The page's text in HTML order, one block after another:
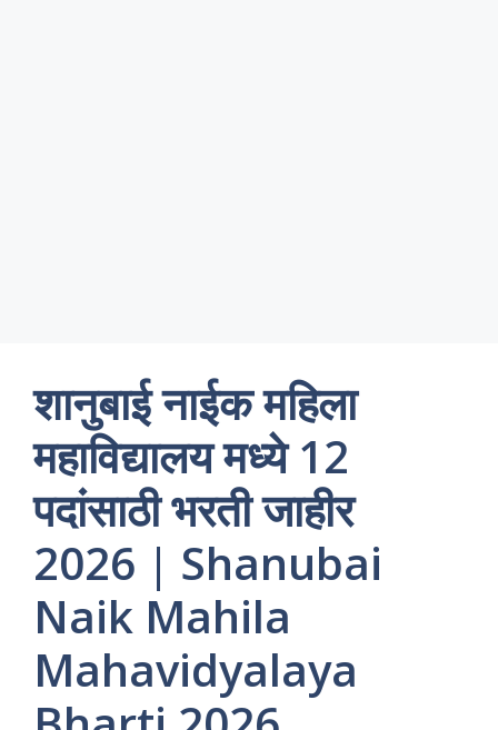
शानुबाई नाईक महिला
महाविद्यालय मध्ये 12
पदांसाठी भरती जाहीर
2026 | Shanubai
Naik Mahila
Mahavidyalaya